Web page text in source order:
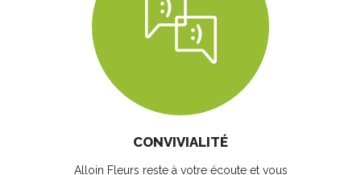
CONVIVIALITÉ
Alloin Fleurs reste à votre écoute et vous